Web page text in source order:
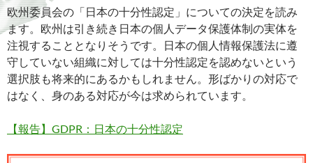
欧州委員会の「日本の十分性認定」についての決定を読み
ます。欧州は引き続き日本の個人データ保護体制の実体を
注視することとなりそうです。日本の個人情報保護法に遵
守していない組織に対しては十分性認定を認めないという
選択肢も将来的にあるかもしれません。形ばかりの対応で
はなく、身のある対応が今は求められています。
【報告】GDPR：日本の十分性認定